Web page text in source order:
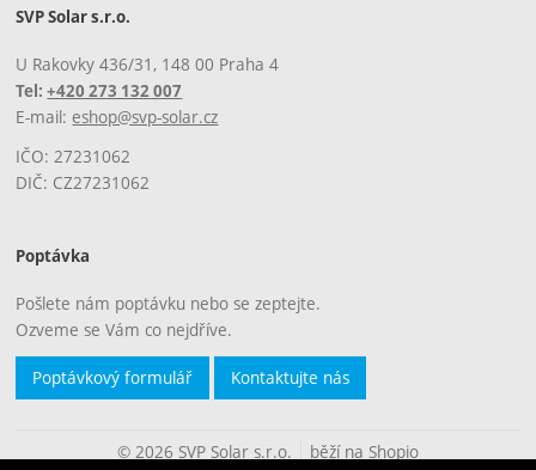
SVP Solar s.r.o.
U Rakovky 436/31, 148 00 Praha 4
Tel:+420 273 132 007
E-mail: eshop@svp-solar.cz
IČO: 27231062
DIČ: CZ27231062
Poptávka
Pošlete nám poptávku nebo se zeptejte.
Ozveme se Vám co nejdříve.
Poptávkový formulář Kontaktujte nás
© 2026 SVP Solar s.r.o. běží na Shopio